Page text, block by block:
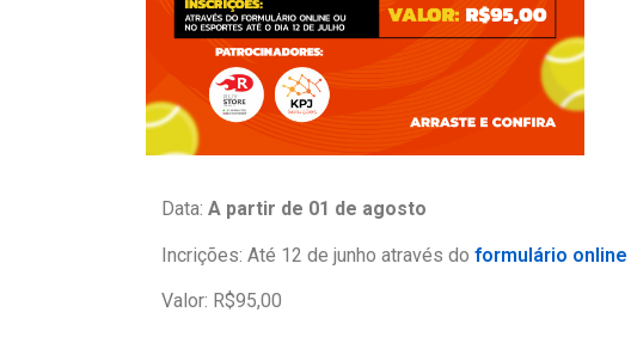
Data: A partir de 01 de agosto
Incrições: Até 12 de junho através do formulário online
Valor: R$95,00